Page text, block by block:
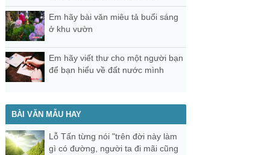
Em hãy bài văn miêu tả buổi sáng
ở khu vườn
Em hãy viết thư cho một người bạn
để bạn hiểu về đất nước mình
BÀI VĂN MẪU HAY
Lỗ Tấn từng nói "trên đời này làm
gì có đường, người ta đi mãi cũng